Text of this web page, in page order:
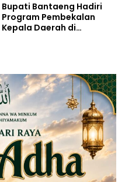
Bupati Bantaeng Hadiri
Program Pembekalan
Kepala Daerah di